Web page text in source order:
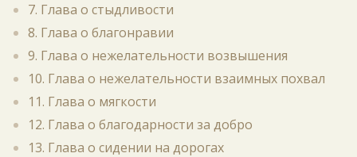
7. Глава о стыдливости
8. Глава о благонравии
9. Глава о нежелательности возвышения
10. Глава о нежелательности взаимных похвал
11. Глава о мягкости
12. Глава о благодарности за добро
13. Глава о сидении на дорогах